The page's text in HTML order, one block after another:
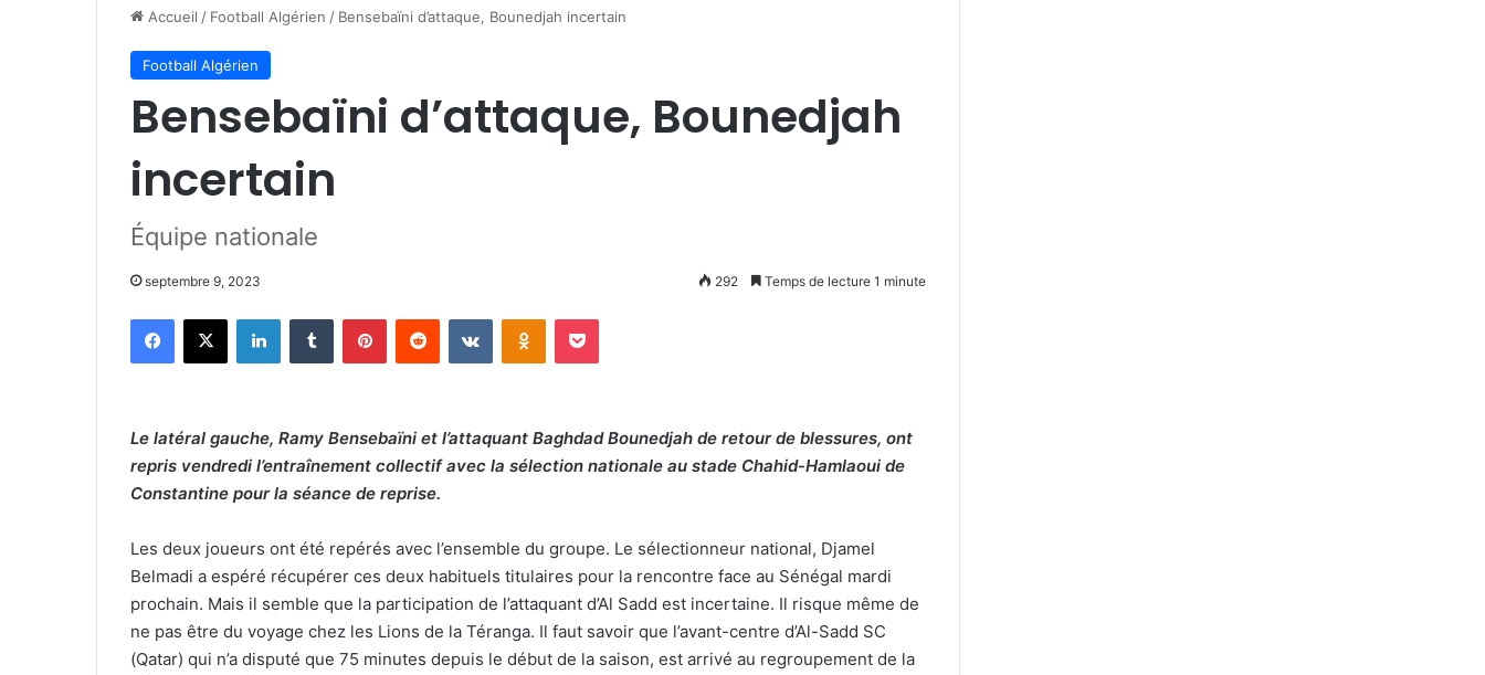
Accueil / Football Algérien / Bensebaïni d’attaque, Bounedjah incertain
Football Algérien
Bensebaïni d’attaque, Bounedjah
incertain
Équipe nationale
septembre 9, 2023 292 Temps de lecture 1 minute
Facebook
X LinkedinTumblr PinterestReddit VKontakteOdnoklassniki
Pocket
Le latéral gauche, Ramy Bensebaïni et l’attaquant Baghdad Bounedjah de retour de blessures, ont
repris vendredi l’entraînement collectif avec la sélection nationale au stade Chahid-Hamlaoui de
Constantine pour la séance de reprise.
Les deux joueurs ont été repérés avec l’ensemble du groupe. Le sélectionneur national, Djamel
Belmadi a espéré récupérer ces deux habituels titulaires pour la rencontre face au Sénégal mardi
prochain. Mais il semble que la participation de l’attaquant d’Al Sadd est incertaine. Il risque même de
ne pas être du voyage chez les Lions de la Téranga. Il faut savoir que l’avant-centre d’Al-Sadd SC
(Qatar) qui n’a disputé que 75 minutes depuis le début de la saison, est arrivé au regroupement de la